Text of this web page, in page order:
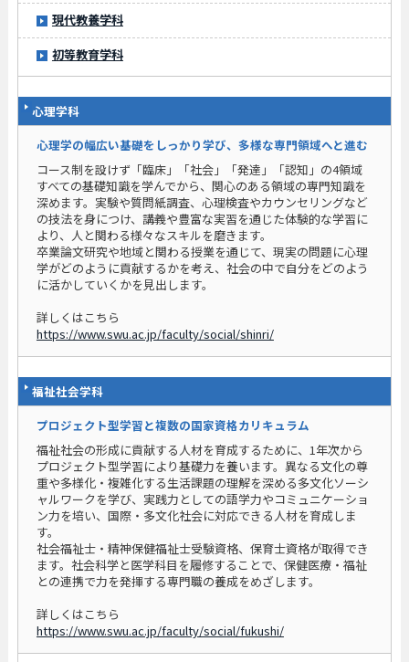
現代教養学科
初等教育学科
心理学科
心理学の幅広い基礎をしっかり学び、多様な専門領域へと進む
コース制を設けず「臨床」「社会」「発達」「認知」の4領域
すべての基礎知識を学んでから、関心のある領域の専門知識を
深めます。実験や質問紙調査、心理検査やカウンセリングなど
の技法を身につけ、講義や豊富な実習を通じた体験的な学習に
より、人と関わる様々なスキルを磨きます。
卒業論文研究や地域と関わる授業を通じて、現実の問題に心理
学がどのように貢献するかを考え、社会の中で自分をどのよう
に活かしていくかを見出します。
詳しくはこちら
https://www.swu.ac.jp/faculty/social/shinri/
福祉社会学科
プロジェクト型学習と複数の国家資格カリキュラム
福祉社会の形成に貢献する人材を育成するために、1年次から
プロジェクト型学習により基礎力を養います。異なる文化の尊
重や多様化・複雑化する生活課題の理解を深める多文化ソーシ
ャルワークを学び、実践力としての語学力やコミュニケーショ
ン力を培い、国際・多文化社会に対応できる人材を育成しま
す。
社会福祉士・精神保健福祉士受験資格、保育士資格が取得でき
ます。社会科学と医学科目を履修することで、保健医療・福祉
との連携で力を発揮する専門職の養成をめざします。
詳しくはこちら
https://www.swu.ac.jp/faculty/social/fukushi/